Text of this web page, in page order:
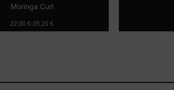
Moringa Curl
22,00 €-35,20 €